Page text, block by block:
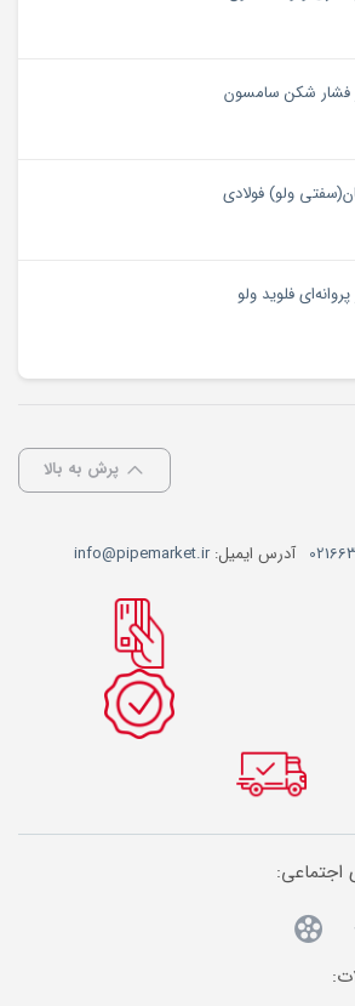
فشار شکن سامسون
ولو) فولادی
فلوید ولو
پرش به بالا
آدرس ایمیل:info@pipemarket.ir
اجتماعی: